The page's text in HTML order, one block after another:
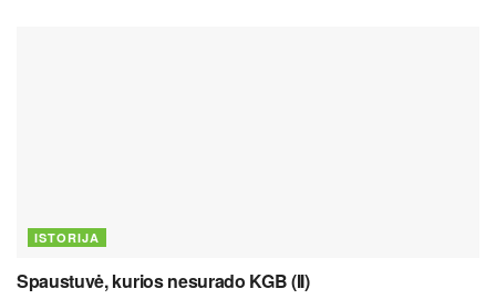
ISTORIJA
Spaustuvė, kurios nesurado KGB (II)